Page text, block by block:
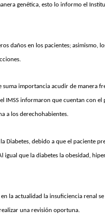
genética, esto lo informo el
daños en los pacientes; asimismo,
suma importancia acudir de manera
IMSS informaron que cuentan con el
a los derechohabientes.
Diabetes, debido a que el paciente
igual que la diabetes la obesidad,
la actualidad la insuficiencia renal
una revisión oportuna.